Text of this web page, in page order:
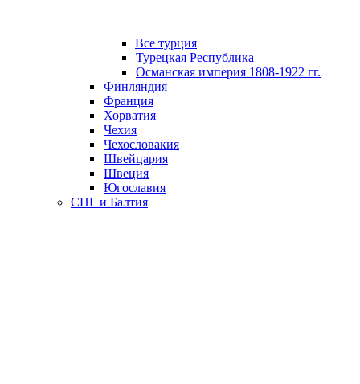
Все турция
Турецкая Республика
Османская империя 1808-1922 гг.
Финляндия
Франция
Хорватия
Чехия
Чехословакия
Швейцария
Швеция
Югославия
СНГ и Балтия